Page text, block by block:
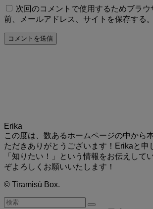
次回のコメントで使用するためブラウ
前、メールアドレス、サイトを保存する。
Erika
この度は、数あるホームページの中から
ただきありがとうございます！Erikaと申
「知りたい！」という情報をお伝えして
ぞよろしくお願いいたします！
© Tiramisù Box.